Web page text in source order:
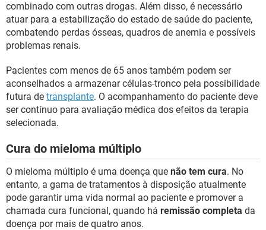
combinado com outras drogas. Além disso, é necessário
atuar para a estabilização do estado de saúde do paciente,
combatendo perdas ósseas, quadros de anemia e possíveis
problemas renais.
Pacientes com menos de 65 anos também podem ser
aconselhados a armazenar células-tronco pela possibilidade
futura de transplante. O acompanhamento do paciente deve
ser contínuo para avaliação médica dos efeitos da terapia
selecionada.
Cura do mieloma múltiplo
O mieloma múltiplo é uma doença que não tem cura. No
entanto, a gama de tratamentos à disposição atualmente
pode garantir uma vida normal ao paciente e promover a
chamada cura funcional, quando há remissão completa da
doença por mais de quatro anos.